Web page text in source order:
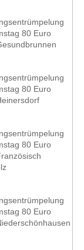
80 Euro
80 Euro
80 Euro
80 Euro